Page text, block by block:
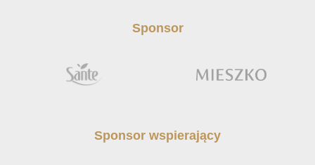
Sponsor
Sponsor wspierający